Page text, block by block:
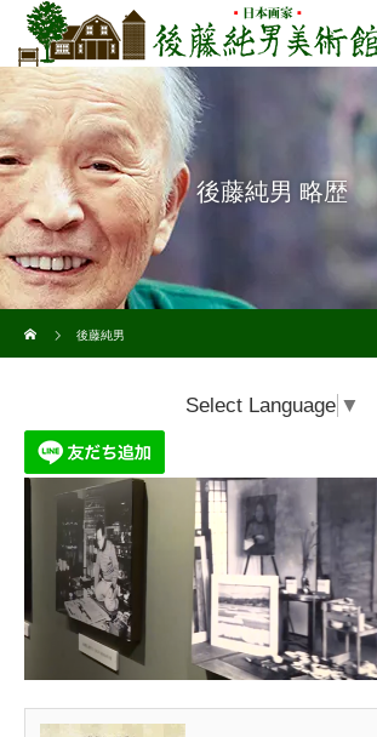
後藤純男 略歴
後藤純男
Select Language ▼